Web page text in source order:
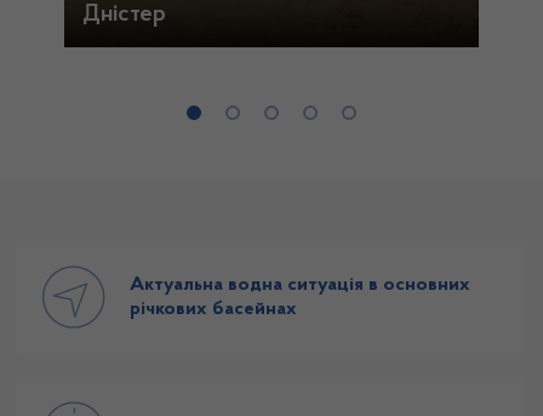
Дністер
Актуальна водна ситуація в основних
річкових басейнах